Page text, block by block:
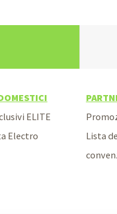
ELITE
Electro
Lista